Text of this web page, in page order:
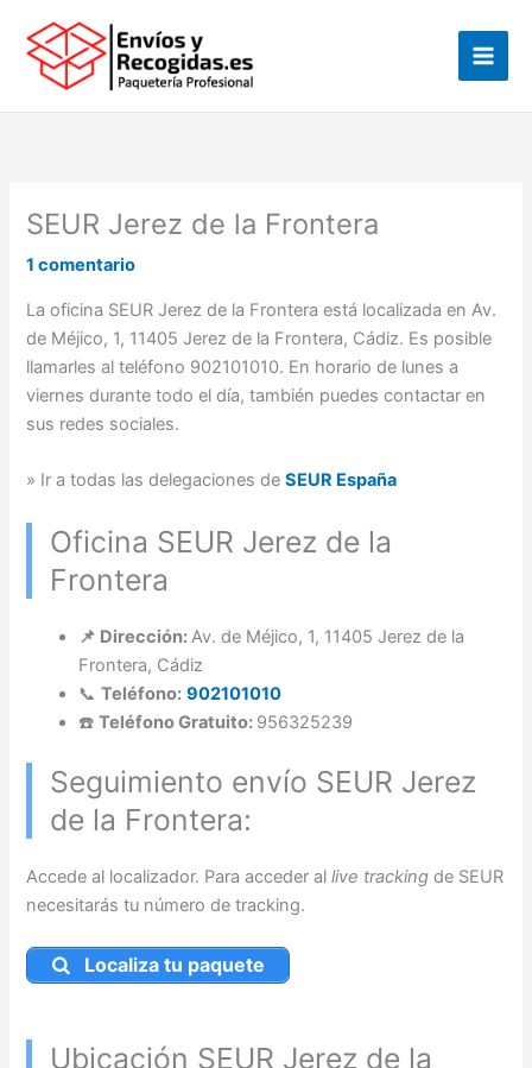
contenido
SEUR Jerez de la Frontera
1 comentario
La oficina SEUR Jerez de la Frontera está localizada en Av.
de Méjico, 1, 11405 Jerez de la Frontera, Cádiz. Es posible
llamarles al teléfono 902101010. En horario de lunes a
viernes durante todo el día, también puedes contactar en
sus redes sociales.
» Ir a todas las delegaciones deSEUR España
Oficina SEUR Jerez de la
Frontera
📌 Dirección:Av. de Méjico, 1, 11405 Jerez de la
Frontera, Cádiz
📞Teléfono: 902101010
☎️Teléfono Gratuito: 956325239
Seguimiento envío SEUR Jerez
de la Frontera:
Accede al localizador. Para acceder allive tracking de SEUR
necesitarás tu número de tracking.
Localiza tu paquete
Ubicación SEUR Jerez de la